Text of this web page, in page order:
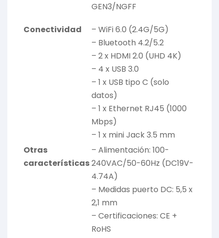
GEN3/NGFF
Conectividad
– WiFi 6.0 (2.4G/5G)
– Bluetooth 4.2/5.2
– 2 x HDMI 2.0 (UHD 4K)
– 4 x USB 3.0
– 1 x USB tipo C (solo
datos)
– 1 x Ethernet RJ45 (1000
Mbps)
– 1 x mini Jack 3.5 mm
Otras
características
– Alimentación: 100-
240VAC/50-60Hz (DC19V-
4.74A)
– Medidas puerto DC: 5,5 x
2,1 mm
– Certificaciones: CE +
RoHS